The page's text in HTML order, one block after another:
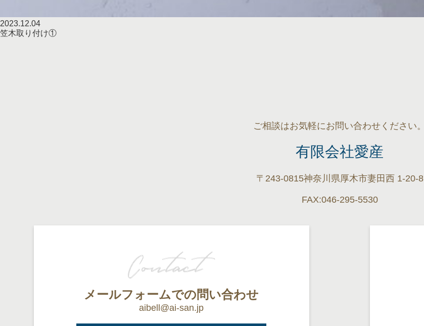
2023.12.04
笠木取り付け①
ご相談はお気軽にお問い合わせください。
有限会社愛産
〒243-0815神奈川県厚木市妻田西 1-20-8
FAX:046-295-5530
メールフォームでの問い合わせ
aibell@ai-san.jp